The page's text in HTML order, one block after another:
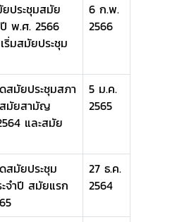
ประชุมสมัย
พ.ศ. 2566
ริ่มสมัยประชุม
6 ก.พ.
2566
สมัยประชุมสภา
สมัยสามัญ
และสมัย
5 ม.ค.
2565
สมัยประชุม
จำปี สมัยแรก
27 ธ.ค.
2564